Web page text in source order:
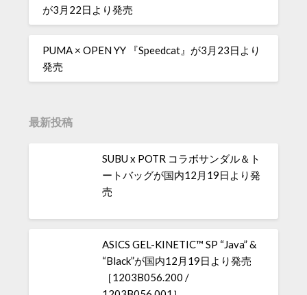
が3月22日より発売
PUMA × OPEN YY 『Speedcat』が3月23日より
発売
最新投稿
SUBU x POTR コラボサンダル＆ト
ートバッグが国内12月19日より発
売
ASICS GEL-KINETIC™ SP “Java” &
“Black”が国内12月19日より発売
［1203B056.200 /